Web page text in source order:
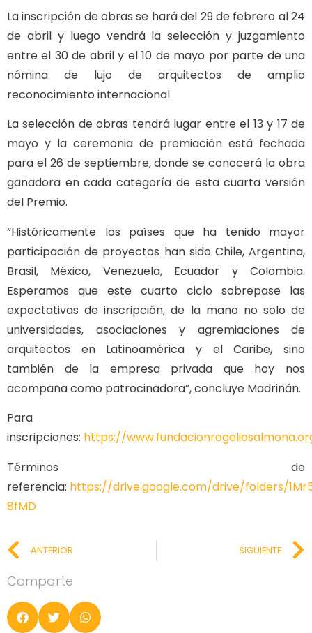
La inscripción de obras se hará del 29 de febrero al 24
de abril y luego vendrá la selección y juzgamiento
entre el 30 de abril y el 10 de mayo por parte de una
nómina de lujo de arquitectos de amplio
reconocimiento internacional.
La selección de obras tendrá lugar entre el 13 y 17 de
mayo y la ceremonia de premiación está fechada
para el 26 de septiembre, donde se conocerá la obra
ganadora en cada categoría de esta cuarta versión
del Premio.
“Históricamente los países que ha tenido mayor
participación de proyectos han sido Chile, Argentina,
Brasil, México, Venezuela, Ecuador y Colombia.
Esperamos que este cuarto ciclo sobrepase las
expectativas de inscripción, de la mano no solo de
universidades, asociaciones y agremiaciones de
arquitectos en Latinoamérica y el Caribe, sino
también de la empresa privada que hoy nos
acompaña como patrocinadora”, concluye Madriñán.
Para
inscripciones: https://
Términos de
referencia: https://drive.google.com/drive/folders/
8fMD
ANTERIOR SIGUIENTE
Comparte